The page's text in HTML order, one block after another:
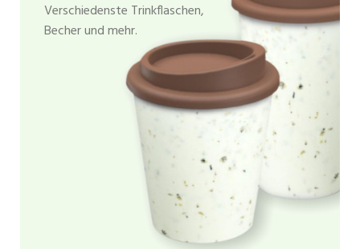
Verschiedenste Trinkflaschen,
Becher und mehr.